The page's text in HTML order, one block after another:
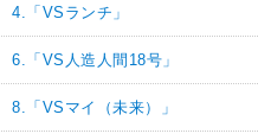
4.「VSランチ」
6.「VS人造人間18号」
8.「VSマイ（未来）」